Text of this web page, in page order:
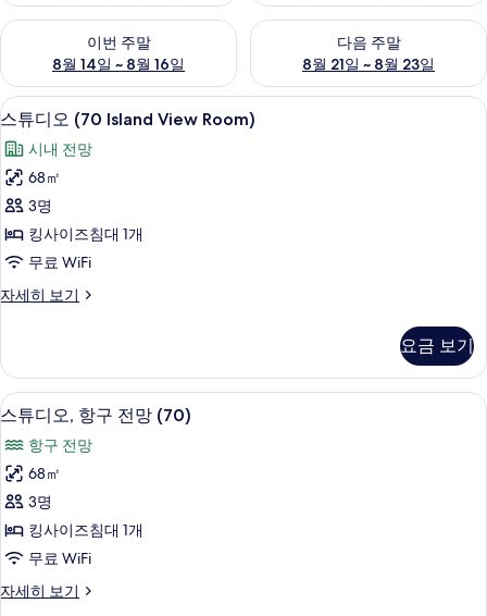
이번 주말
8월 14일 ~ 8월 16일
이번 주말 예약 가능 여부 확인, 8월 14일 ~ 8월 16일
다음 주말
8월 21일 ~ 8월 23일
다음 주말 예약 가능 여부 확인
스
튜
디
오
(70
Island
View
Room)
모
두
보
기
이탈리아 프레떼 시트, 저자극성 침구
8
스튜디오 (70 Island View Room)
시내 전망
68㎡
3명
킹사이즈침대 1개
무료 WiFi
자세히 보기
스
(70
Island
View
Room)
자
세
보
기
요금 보기
스
디
오,
항
구
전
망
이탈리아 프레떼 시트, 저자극성 침구
7
스튜디오, 항구 전망 (70)
항구 전망
68㎡
3명
킹사이즈침대 1개
무료 WiFi
자세히 보기
스